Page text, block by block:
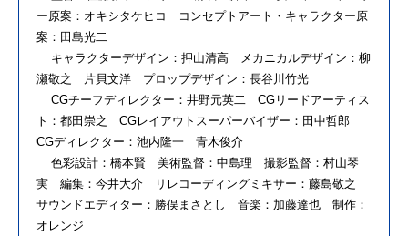
ー原案：オキシタケヒコ コンセプトアート・キャラクター原
案：田島光二
キャラクターデザイン：押山清高 メカニカルデザイン：柳
瀬敬之 片貝文洋 プロップデザイン：長谷川竹光
CGチーフディレクター：井野元英二 CGリードアーティス
ト：都田崇之 CGレイアウトスーパーバイザー：田中哲郎
CGディレクター：池内隆一 青木俊介
色彩設計：橋本賢 美術監督：中島理 撮影監督：村山琴
実 編集：今井大介 リレコーディングミキサー：藤島敬之
サウンドエディター：勝俣まさとし 音楽：加藤達也 制作：
オレンジ